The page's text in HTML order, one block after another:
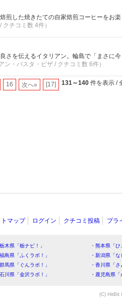
煎した焼きたての自家焙煎コーヒーをお
クチコミ数 4件）
さを伝えるイタリアン。輪島で「まさに
ン・パスタ・ピザ / クチコミ数 6件）
16 次へ» [17] 131～140 件を表示 /
マップ ログイン クチコミ投稿 プラ
栃木県「栃ナビ！」
・熊本県「
福島県「ふくラボ！」
・新潟県「
群馬県「ぐんラボ！」
・香川県「
石川県「金沢ラボ！」
・鹿児島県
(C) HitBit